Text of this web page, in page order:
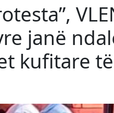
janë
kufitare të